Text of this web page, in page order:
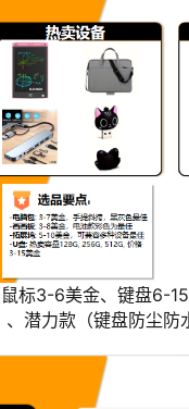
标3-6美金、键盘6-
潜力款（键盘防尘防